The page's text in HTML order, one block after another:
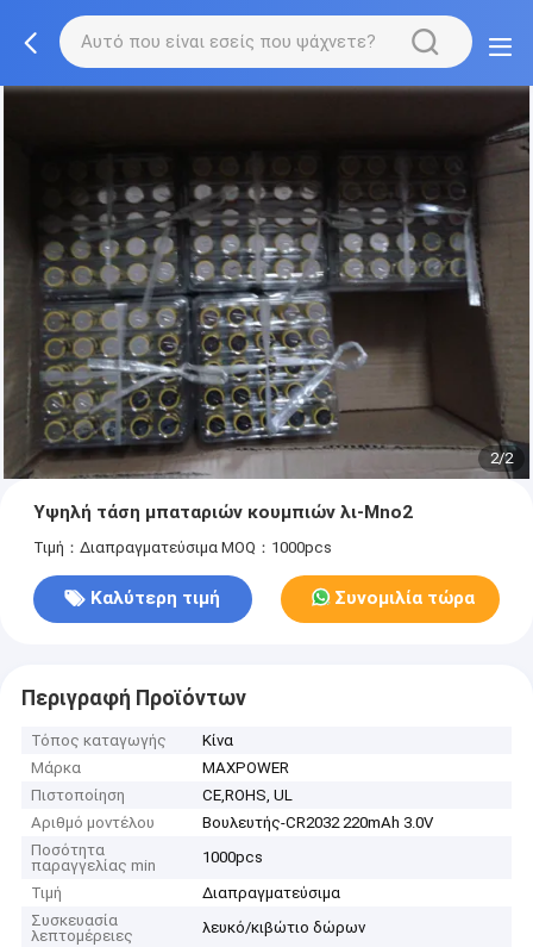
2/2
Υψηλή τάση μπαταριών κουμπιών λι-Mno2
Τιμή：Διαπραγματεύσιμα MOQ：1000pcs
Καλύτερη τιμή Συνομιλία τώρα
Περιγραφή Προϊόντων
Τόπος καταγωγής
Κίνα
Μάρκα
MAXPOWER
Πιστοποίηση
CE,ROHS, UL
Αριθμό μοντέλου
Βουλευτής-CR2032 220mAh 3.0V
Ποσότητα
παραγγελίας min
1000pcs
Τιμή
Διαπραγματεύσιμα
Συσκευασία
λεπτομέρειες
λευκό/κιβώτιο δώρων